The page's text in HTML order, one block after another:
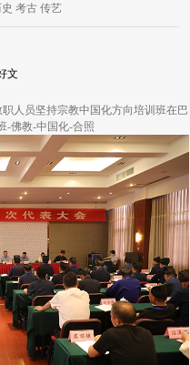
考古 传艺
文
人员坚持宗教中国化方向培训班在巴
-佛教-中国化-合照